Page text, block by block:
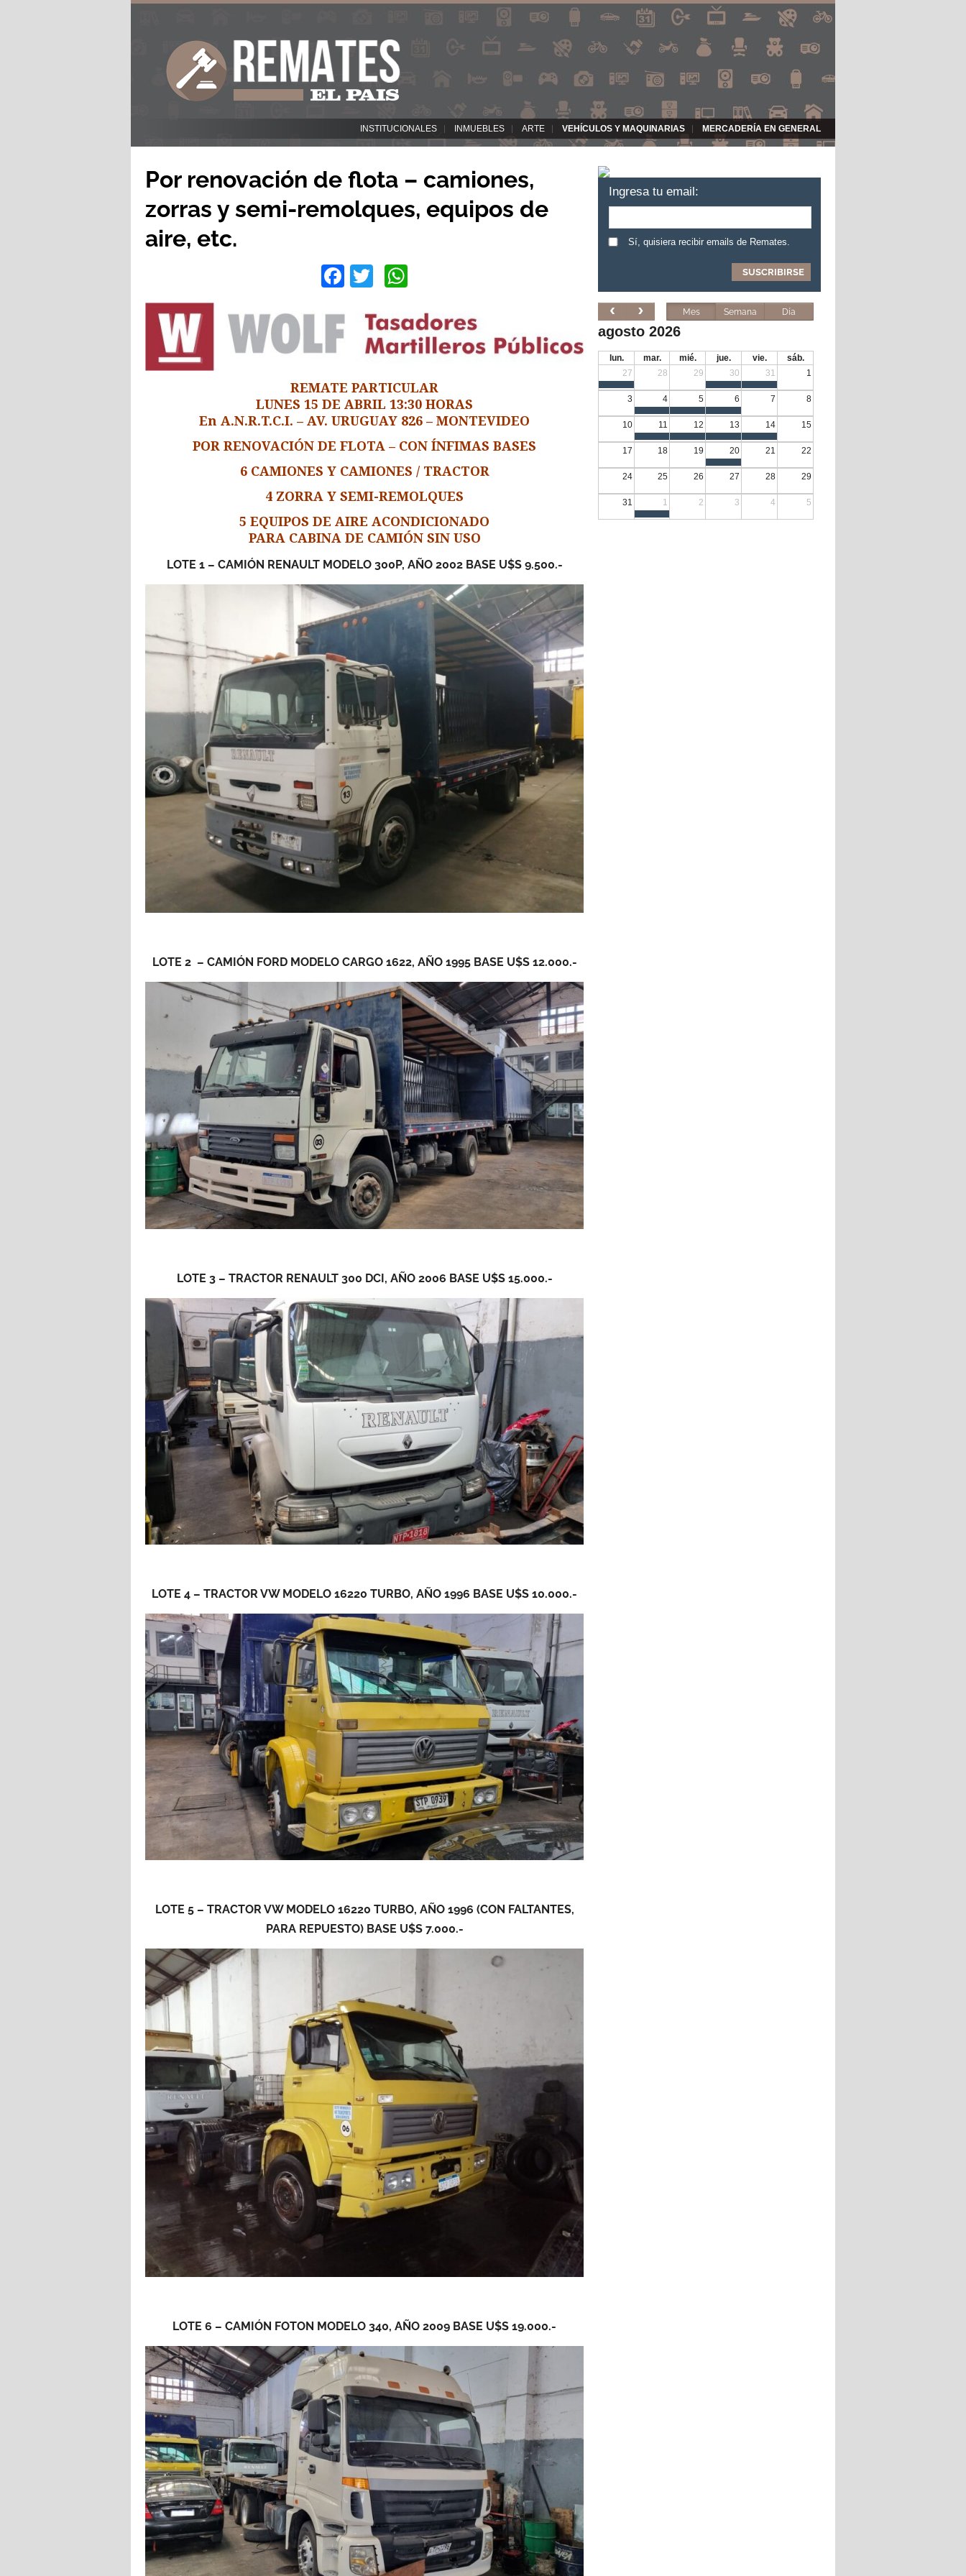
INSTITUCIONALES INMUEBLES ARTE VEHÍCULOS Y MAQUINARIAS MERCADERÍA EN GENERAL
Por renovación de flota – camiones,
zorras y semi-remolques, equipos de
aire, etc.
Facebook
Twitter
REMATE PARTICULAR
LUNES 15 DE ABRIL 13:30 HORAS
En A.N.R.T.C.I. – AV. URUGUAY 826 – MONTEVIDEO
POR RENOVACIÓN DE FLOTA – CON ÍNFIMAS BASES
6 CAMIONES Y CAMIONES / TRACTOR
4 ZORRA Y SEMI-REMOLQUES
5 EQUIPOS DE AIRE ACONDICIONADO
PARA CABINA DE CAMIÓN SIN USO
LOTE 1 – CAMIÓN RENAULT MODELO 300P, AÑO 2002 BASE U$S 9.500.-
LOTE 2 – CAMIÓN FORD MODELO CARGO 1622, AÑO 1995 BASE U$S 12.000.-
LOTE 3 – TRACTOR RENAULT 300 DCI, AÑO 2006 BASE U$S 15.000.-
LOTE 4 – TRACTOR VW MODELO 16220 TURBO, AÑO 1996 BASE U$S 10.000.-
LOTE 5 – TRACTOR VW MODELO 16220 TURBO, AÑO 1996 (CON FALTANTES,
PARA REPUESTO) BASE U$S 7.000.-
LOTE 6 – CAMIÓN FOTON MODELO 340, AÑO 2009 BASE U$S 19.000.-
Ingresa tu email:
Sí, quisiera recibir emails de Remates.
Mes Semana Día
agosto 2026
lun. mar. mié. jue. vie.
sáb.
27
28 29 30 31 1
3 4 5 6 7 8
10 11 12 13 14 15
17 18 19 20 21 22
24 25 26 27 28 29
31 1 2 3 4 5